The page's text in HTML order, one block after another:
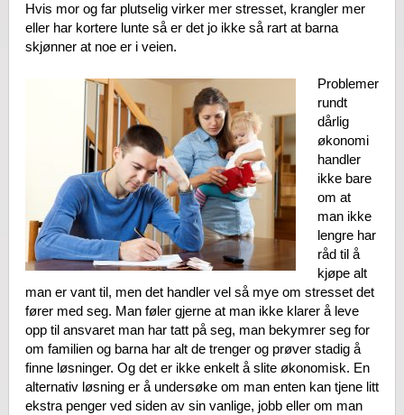
Hvis mor og far plutselig virker mer stresset, krangler mer
eller har kortere lunte så er det jo ikke så rart at barna
skjønner at noe er i veien.
Problemer
rundt
dårlig
økonomi
handler
ikke bare
om at
man ikke
lengre har
råd til å
kjøpe alt
man er vant til, men det handler vel så mye om stresset det
fører med seg. Man føler gjerne at man ikke klarer å leve
opp til ansvaret man har tatt på seg, man bekymrer seg for
om familien og barna har alt de trenger og prøver stadig å
finne løsninger. Og det er ikke enkelt å slite økonomisk. En
alternativ løsning er å undersøke om man enten kan tjene litt
ekstra penger ved siden av sin vanlige, jobb eller om man